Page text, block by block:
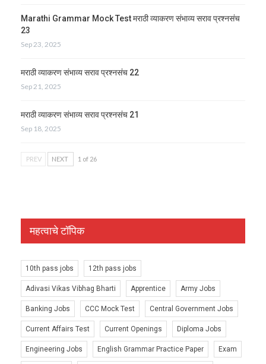
Marathi Grammar Mock Test मराठी व्याकरण संभाव्य सराव प्रश्नसंच
23
Sep 23, 2025
मराठी व्याकरण संभाव्य सराव प्रश्नसंच 22
Sep 21, 2025
मराठी व्याकरण संभाव्य सराव प्रश्नसंच 21
Sep 18, 2025
PREV NEXT 1 of 26
महत्वाचे टॉपिक
10th pass jobs 12th pass jobs
Adivasi Vikas Vibhag Bharti Apprentice Army Jobs
Banking Jobs CCC Mock Test Central Government Jobs
Current Affairs Test Current Openings Diploma Jobs
Engineering Jobs English Grammar Practice Paper Exam